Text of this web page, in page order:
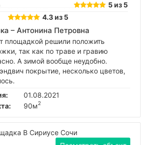
5 из 5
4.3 из 5
– Антонина Петровна
площадкой решили положить
так как по траве и гравию
А зимой вообще неудобно.
покрытие, несколько цветов,
01.08.2021
90м2
В Сириусе Сочи